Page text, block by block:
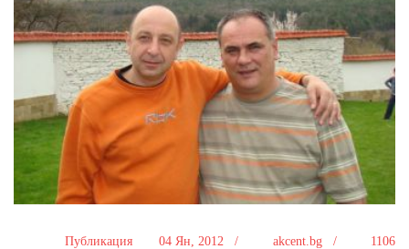
Публикация 04 Ян, 2012 / akcent.bg / 1106